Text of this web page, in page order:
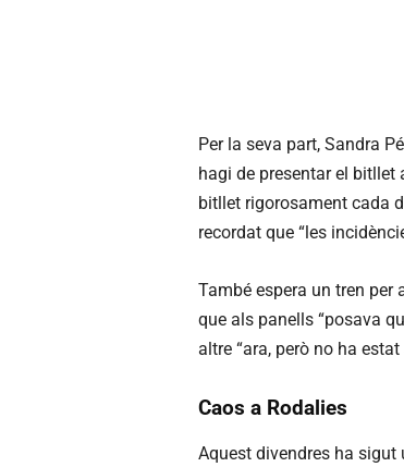
Per la seva part, Sandra
hagi de presentar el bitllet
bitllet rigorosament cada
recordat que “les
També espera un tren per
que als panells “posava
altre “ara, però no ha estat
Caos a Rodalies
Aquest divendres ha sigut